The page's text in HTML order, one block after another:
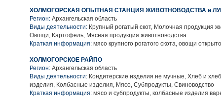
ХОЛМОГОРСКАЯ ОПЫТНАЯ СТАНЦИЯ ЖИВОТНОВОДСТВА и
Регион: Архангельская область
Виды деятельности: Крупный рогатый скот, Молочная продукция
Овощи, Картофель, Мясная продукция животноводства
Краткая информация: мясо крупного рогатого скота, овощи
ХОЛМОГОРСКОЕ РАЙПО
Регион: Архангельская область
Виды деятельности: Кондитерские изделия не мучные, Хлеб и
изделия, Колбасные изделия, Мясо, Субпродукты, Свиноводство
Краткая информация: мясо и субпродукты, колбасные изделия